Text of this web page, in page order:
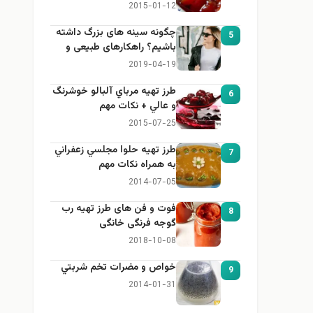
2015-01-12
5
چگونه سینه های بزرگ داشته
باشیم؟ راهکارهای طبیعی و
خانگی برای بزرگ کردن سینه
2019-04-19
6
طرز تهيه مرباي آلبالو خوشرنگ
و عالي + نكات مهم
2015-07-25
7
طرز تهيه حلوا مجلسي زعفراني
به همراه نكات مهم
2014-07-05
8
فوت و فن های طرز تهیه رب
گوجه فرنگی خانگی
2018-10-08
9 خواص و مضرات تخم شربتي
2014-01-31